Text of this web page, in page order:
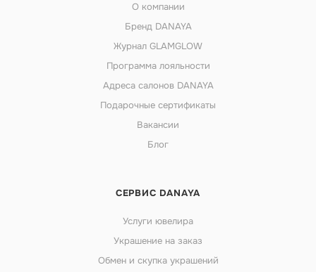
О компании
Бренд DANAYA
Журнал GLAMGLOW
Программа лояльности
Адреса салонов DANAYA
Подарочные сертификаты
Вакансии
Блог
СЕРВИС DANAYA
Услуги ювелира
Украшение на заказ
Обмен и скупка украшений